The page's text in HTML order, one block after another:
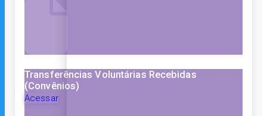
Transferências Voluntárias Recebidas
(Convênios)
Acessar